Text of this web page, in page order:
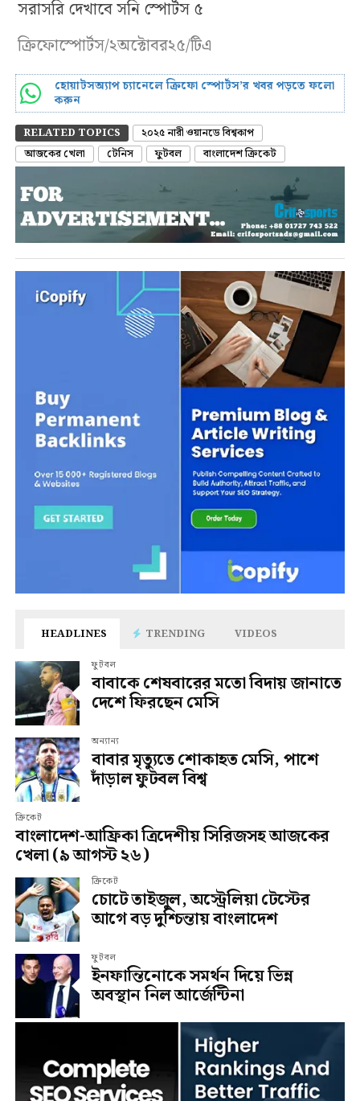
সরাসরি দেখাবে সনি স্পোর্টস ৫
ক্রিফোস্পোর্টস/২অক্টোবর২৫/টিএ
হোয়াটসঅ্যাপ চ্যানেলে ক্রিফো স্পোর্টস’র খবর পড়তে ফলো
করুন
RELATED TOPICS
২০২৫ নারী ওয়ানডে বিশ্বকাপ
আজকের খেলা
টেনিস ফুটবল বাংলাদেশ ক্রিকেট
HEADLINES TRENDING VIDEOS
ফুটবল
বাবাকে শেষবারের মতো বিদায় জানাতে
দেশে ফিরছেন মেসি
অন্যান্য
বাবার মৃত্যুতে শোকাহত মেসি, পাশে
দাঁড়াল ফুটবল বিশ্ব
ক্রিকেট
বাংলাদেশ-আফ্রিকা ত্রিদেশীয় সিরিজসহ আজকের
খেলা (৯ আগস্ট ২৬)
ক্রিকেট
চোটে তাইজুল, অস্ট্রেলিয়া টেস্টের
আগে বড় দুশ্চিন্তায় বাংলাদেশ
ফুটবল
ইনফান্তিনোকে সমর্থন দিয়ে ভিন্ন
অবস্থান নিল আর্জেন্টিনা